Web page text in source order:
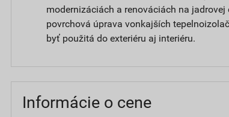
modernizáciách a renováciách na
povrchová úprava vonkajších
byť použitá do exteriéru aj interiéru.
Informácie o cene